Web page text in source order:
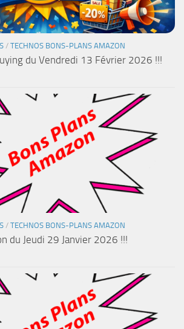
/ TECHNOS BONS-PLANS AMAZON
du Vendredi 13 Février 2026 !!!
/ TECHNOS BONS-PLANS AMAZON
du Jeudi 29 Janvier 2026 !!!